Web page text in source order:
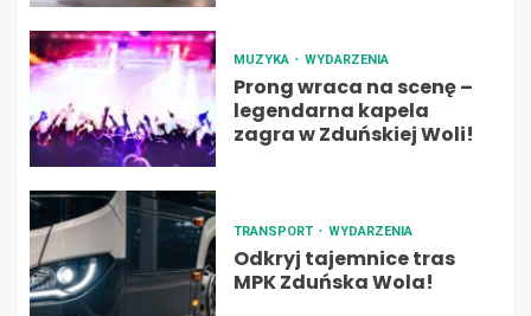
MUZYKA WYDARZENIA
Prong wraca na scenę –
legendarna kapela
zagra w Zduńskiej Woli!
TRANSPORT WYDARZENIA
Odkryj tajemnice tras
MPK Zduńska Wola!